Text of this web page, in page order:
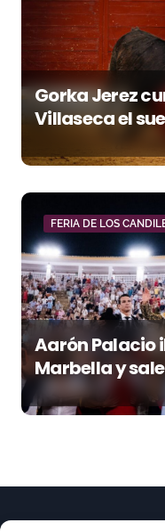
Gorka Jerez
Villaseca el
de luces ante
FERIA DE LOS
Aarón Palacio
Marbella y
junto a
Morante